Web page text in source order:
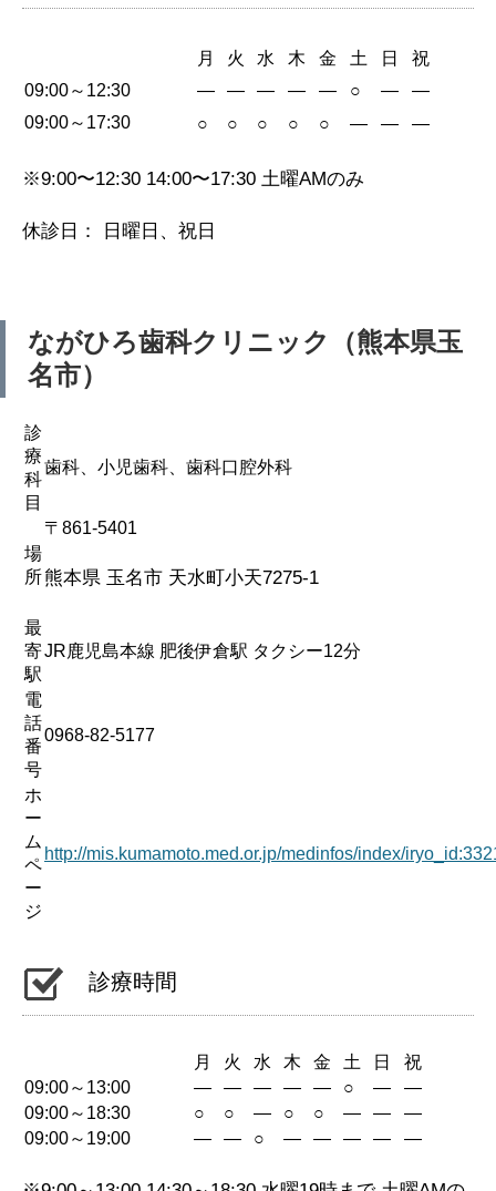
月 火 水 木 金 土 日
祝
09:00～12:30
— — — — — ○ —
—
09:00～17:30
○ ○ ○ ○ ○ — — —
※9:00〜12:30 14:00〜17:30 土曜AMのみ
休診日： 日曜日、祝日
ながひろ歯科クリニック（熊本県玉
名市）
診
療
科
目
歯科、小児歯科、歯科口腔外科
場
所
〒861-5401
熊本県 玉名市 天水町小天7275-1
最
寄
駅
JR鹿児島本線 肥後伊倉駅 タクシー12分
電
話
番
号
0968-82-5177
ホ
ー
ム
ペ
ー
ジ
http://mis.kumamoto.med.or.jp/medinfos/index/
診療時間
月 火 水 木 金 土 日
祝
09:00～13:00
— — — — — ○ —
—
09:00～18:30
○ ○ — ○ ○ — —
—
09:00～19:00
— — ○ — — — — —